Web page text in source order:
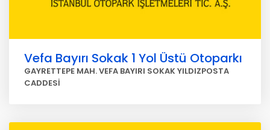
Vefa Bayırı Sokak 1 Yol Üstü Otoparkı
GAYRETTEPE MAH. VEFA BAYIRI SOKAK YILDIZPOSTA
CADDESİ